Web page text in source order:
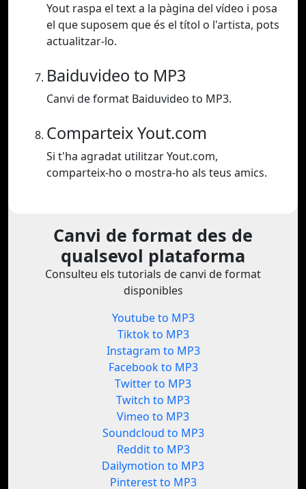
Yout raspa el text a la pàgina del vídeo i posa
el que suposem que és el títol o l'artista, pots
actualitzar-lo.
Baiduvideo to MP3
Canvi de format Baiduvideo to MP3.
Comparteix Yout.com
Si t'ha agradat utilitzar Yout.com,
comparteix-ho o mostra-ho als teus amics.
Canvi de format des de
qualsevol plataforma
Consulteu els tutorials de canvi de format
disponibles
Youtube to MP3
Tiktok to MP3
Instagram to MP3
Facebook to MP3
Twitter to MP3
Twitch to MP3
Vimeo to MP3
Soundcloud to MP3
Reddit to MP3
Dailymotion to MP3
Pinterest to MP3